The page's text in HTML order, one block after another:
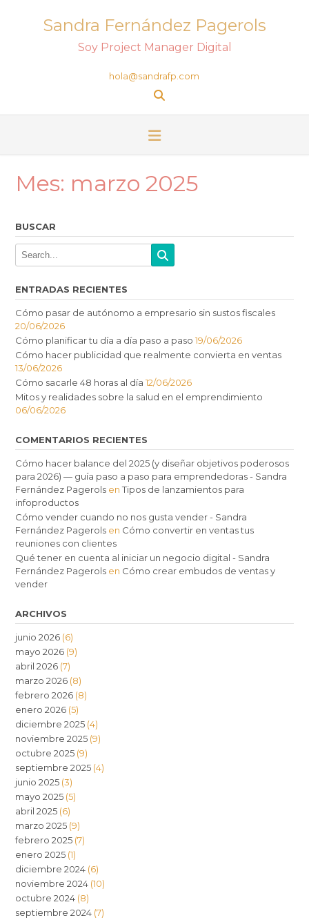
Sandra Fernández Pagerols
Soy Project Manager Digital
hola@sandrafp.com
Mes: marzo 2025
BUSCAR
ENTRADAS RECIENTES
Cómo pasar de autónomo a empresario sin sustos fiscales
20/06/2026
Cómo planificar tu día a día paso a paso 19/06/2026
Cómo hacer publicidad que realmente convierta en ventas
13/06/2026
Cómo sacarle 48 horas al día 12/06/2026
Mitos y realidades sobre la salud en el emprendimiento
06/06/2026
COMENTARIOS RECIENTES
Cómo hacer balance del 2025 (y diseñar objetivos poderosos
para 2026) — guía paso a paso para emprendedoras - Sandra
Fernández Pagerols enTipos de lanzamientos para
infoproductos
Cómo vender cuando no nos gusta vender - Sandra
Fernández Pagerols en Cómo convertir en ventas tus
reuniones con clientes
Qué tener en cuenta al iniciar un negocio digital - Sandra
Fernández Pagerols en Cómo crear embudos de ventas y
vender
ARCHIVOS
junio 2026 (6)
mayo 2026 (9)
abril 2026 (7)
marzo 2026 (8)
febrero 2026 (8)
enero 2026 (5)
diciembre 2025 (4)
noviembre 2025 (9)
octubre 2025 (9)
septiembre 2025 (4)
junio 2025 (3)
mayo 2025 (5)
abril 2025 (6)
marzo 2025 (9)
febrero 2025 (7)
enero 2025 (1)
diciembre 2024 (6)
noviembre 2024 (10)
octubre 2024 (8)
septiembre 2024 (7)